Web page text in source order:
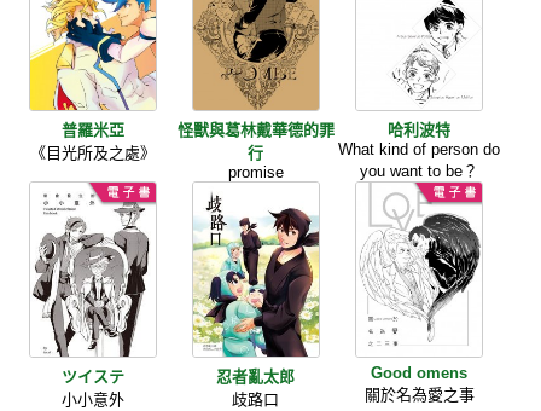
普羅米亞
《目光所及之處》
怪獸與葛林戴華德的罪
行
promise
哈利波特
What kind of person do
you want to be？
ツイステ
小小意外
忍者亂太郎
歧路口
Good omens
關於名為愛之事